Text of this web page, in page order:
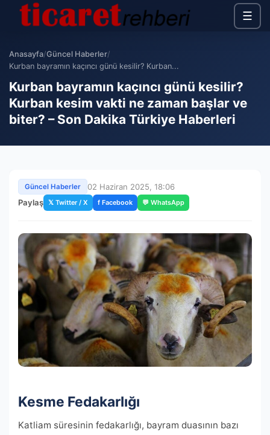
☰
Anasayfa/Güncel Haberler/
Kurban bayramın kaçıncı günü kesilir? Kurban...
Kurban bayramın kaçıncı günü kesilir?
Kurban kesim vakti ne zaman başlar ve
biter? – Son Dakika Türkiye Haberleri
Güncel Haberler
02 Haziran 2025, 18:06
Paylaş 𝕏 Twitter / X f Facebook 💬 WhatsApp
Kesme Fedakarlığı
Katliam süresinin fedakarlığı, bayram duasının bazı